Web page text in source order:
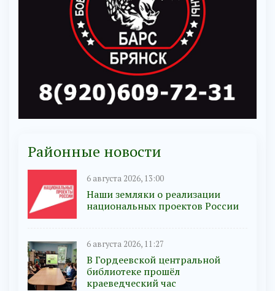
Районные новости
6 августа 2026, 13:00
Наши земляки о реализации
национальных проектов России
6 августа 2026, 11:27
В Гордеевской центральной
библиотеке прошёл
краеведческий час